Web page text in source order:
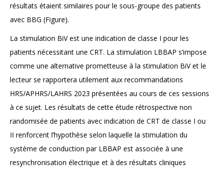
résultats étaient similaires pour le sous-groupe des patients
avec BBG (Figure).
La stimulation BiV est une indication de classe I pour les
patients nécessitant une CRT. La stimulation LBBAP s’impose
comme une alternative prometteuse à la stimulation BiV et le
lecteur se rapportera utilement aux recommandations
HRS/APHRS/LAHRS 2023 présentées au cours de ces sessions
à ce sujet. Les résultats de cette étude rétrospective non
randomisée de patients avec indication de CRT de classe I ou
II renforcent l’hypothèse selon laquelle la stimulation du
système de conduction par LBBAP est associée à une
resynchronisation électrique et à des résultats cliniques